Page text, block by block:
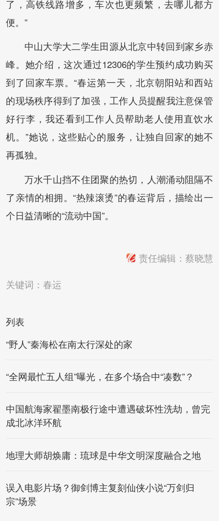
了，高铁线路增多，车次也更频繁，去哪儿都方
便。”
中山大学大二学生田源从北京中转回到家乡赤
峰。她介绍，这次通过12306的学生预约成功购买
到了回家车票。“春运第一天，北京朝阳站和西站
的现场秩序得到了加强，工作人员提醒我注意保管
好行李，我还看到工作人员帮助老人使用直饮水
机。”她说，这些贴心的服务，让独自回家的她不
再孤独。
万水千山挡不住团聚的热切，人潮涌动阻隔不
了亲情的相拥。“热辣滚烫”的春运背后，描绘出一
个日益清晰的“流动中国”。
责任编辑：蔡晓慧
关键词： 春运
列表
“野人”秦海松在南太行深处的家
“全网最忙五人组”曝光，在多个场合中“凑数”？
中国航海家翟墨南极行途中遭遇破坏性洗劫，曾完
成北冰洋环航
地理大师胡焕庸：琉球是中华文明深度融合之地
误入电影片场？御剑博主复刻仙侠小说“万剑归
宗”场景